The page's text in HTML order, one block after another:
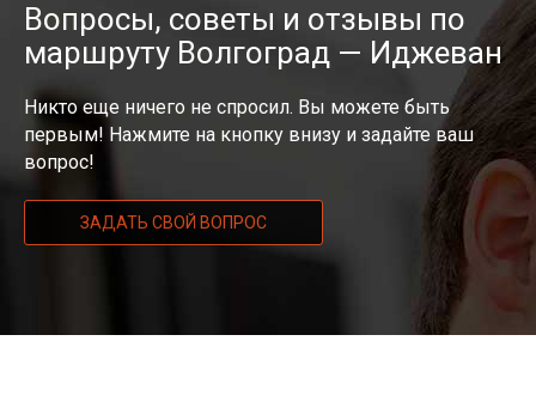
Вопросы, советы и отзывы по
маршруту Волгоград — Иджеван
Никто еще ничего не спросил. Вы можете быть
первым! Нажмите на кнопку внизу и задайте ваш
вопрос!
ЗАДАТЬ СВОЙ ВОПРОС